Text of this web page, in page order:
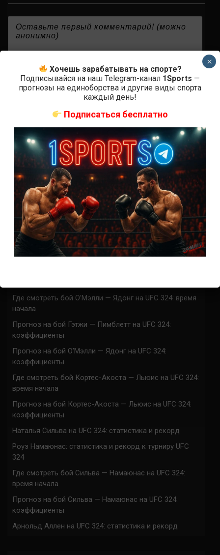
СВЕЖИЕ ЗАПИСИ
ACA 200 прямая трансляция
Марафон боев UFC 325 прямая трансляция
UFC 324 прямая трансляция
Марафон боев UFC 324 прямая трансляция
Где смотреть бой О’Мэлли — Ядонг на UFC 324: время
начала
Прогноз на бой Гэтжи — Пимблетт на UFC 324:
коэффициенты
Прогноз на бой О’Мэлли — Ядонг на UFC 324:
коэффициенты
Где смотреть бой Кортес-Акоста — Льюис на UFC 324:
время начала
Прогноз на бой Кортес-Акоста — Льюис на UFC 324:
коэффициенты
Наталья Сильва на UFC 324: статистика и рекорд
Роуз Намаюнас: статистика и рекорд к турниру UFC
324
Где смотреть бой Сильва — Намаюнас на UFC 324:
время начала
Прогноз на бой Сильва — Намаюнас на UFC 324:
коэффициенты
Арнольд Аллен на UFC 324: статистика и рекорд
Хочешь зарабатывать на спорте?
Подписывайся на наш Telegram-канал 1Sports —
прогнозы на единоборства и другие виды спорта
каждый день!
Подписаться бесплатно
×